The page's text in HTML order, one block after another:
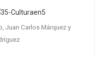
Juan Carlos Márquez y